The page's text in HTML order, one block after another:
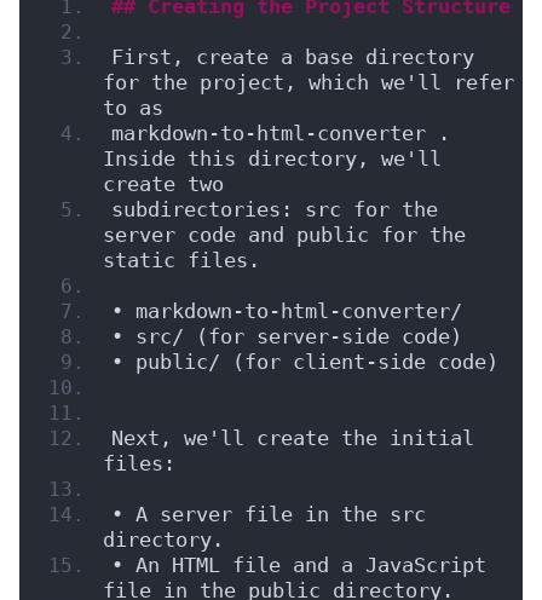
## Creating the Project Structure
First, create a base directory
for the project, which we'll refer
to as
markdown-to-html-converter .
Inside this directory, we'll
create two
subdirectories: src for the
server code and public for the
static files.
• markdown-to-html-converter/
• src/ (for server-side code)
• public/ (for client-side code)
Next, we'll create the initial
files:
• A server file in the src
directory.
• An HTML file and a JavaScript
file in the public directory.